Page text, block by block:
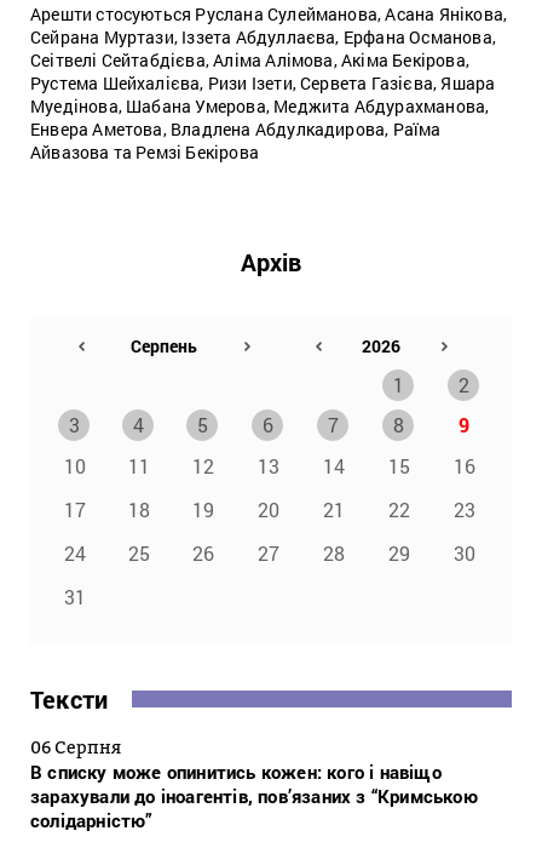
Арешти стосуються Руслана Сулейманова, Асана Янікова,
Сейрана Муртази, Іззета Абдуллаєва, Ерфана Османова,
Сеітвелі Сейтабдієва, Аліма Алімова, Акіма Бекірова,
Рустема Шейхалієва, Ризи Ізети, Сервета Газієва, Яшара
Муедінова, Шабана Умерова, Меджита Абдурахманова,
Енвера Аметова, Владлена Абдулкадирова, Раїма
Айвазова та Ремзі Бекірова
Архів
1
2
3
4 5 6 7 8
9
10
11 12 13 14 15
16
17
18 19 20 21 22
23
24
25 26 27 28 29
30
31
Тексти
06 Серпня
В списку може опинитись кожен: кого і навіщо
зарахували до іноагентів, пов’язаних з “Кримською
солідарністю”